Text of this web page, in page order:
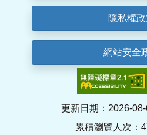
隱私權
網站安全
更新日期：2026-
累積瀏覽人次：